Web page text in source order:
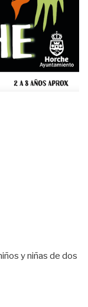
y niñas de dos